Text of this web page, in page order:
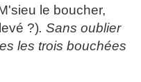
le boucher,
?). Sans oublier
les trois bouchées